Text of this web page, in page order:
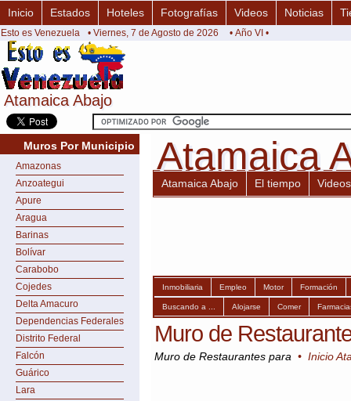
Atamaica Abajo
Atamaica Abajo
Inicio Estados Hoteles Fotografías Videos Noticias
Esto es Venezuela • Viernes, 7 de Agosto de 2026 • Año VI •
Muros Por Municipio
Amazonas
Anzoategui
Apure
Aragua
Barinas
Bolívar
Carabobo
Cojedes
Delta Amacuro
Dependencias Federales
Distrito Federal
Falcón
Guárico
Lara
Atamaica
Atamaica
Atamaica Abajo El tiempo Videos
Inmobiliaria Empleo Motor Formación
Buscando a ... Alojarse Comer
Muro de
Muro de Restaurantes para • Inicio